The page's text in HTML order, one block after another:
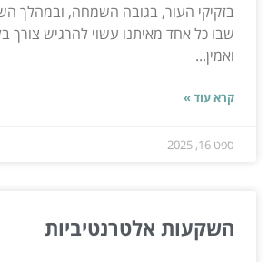
בזקיקי העור, בגובה השמחה, ובמהלך
שבו כל אחד מאיתנו עשוי להרגיש צורך
ואמין...
קרא עוד »
ספט 16, 2025
השקעות אלטרנטיביות